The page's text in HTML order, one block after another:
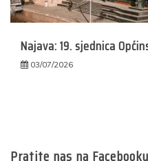
Najava: 19. sjednica
03/07/2026
Pratite nas na Facebooku